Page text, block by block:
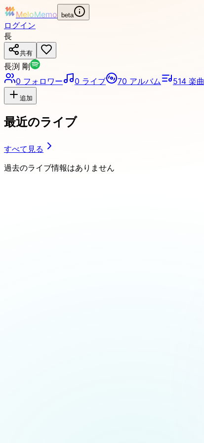
MeloMemo beta
ログイン
長
共有
長渕 剛
0 フォロワー 0 ライブ 70 アルバム 514 楽曲
追加
最近のライブ
すべて見る
過去のライブ情報はありません